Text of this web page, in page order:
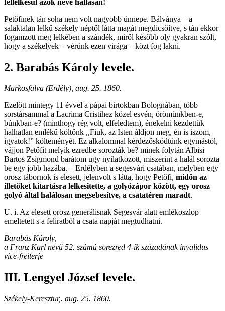
Petőfinek tán soha nem volt nagyobb ünnepe. Bálványa – a
salaktalan lelkű székely néptől látta magát megdicsőítve, s tán ekkor
fogamzott meg lelkében a szándék, miről később oly gyakran szólt,
hogy a székelyek – vérünk ezen virága – közt fog lakni.
2. Barabás Károly levele.
Markosfalva (Erdély), aug. 25. 1860.
Ezelőtt mintegy 11 évvel a pápai birtokban Bolognában, több
sorstársammal a Lacrima Cristihez közel esvén, örömünkben-e,
búnkban-e? (minthogy rég volt, elfeledtem), énekelni kezdettük
halhatlan emlékű költőnk ,,Fiuk, az Isten áldjon meg, én is iszom,
igyatok!” költeményét. Ez alkalommal kérdezősködtünk egymástól,
vájjon Petőfit melyik ezredbe sorozták be? minek folytán Albisi
Bartos Zsigmond barátom ugy nyilatkozott, miszerint a halál sorozta
be egy jobb hazába. – Erdélyben a segesvári csatában, melyben egy
orosz tábornok is elesett, jelenvolt s látta, hogy Petőfi, midőn az
illetőket kitartásra lelkesitette, a golyózápor között, egy orosz
golyó által halálosan megsebesítve, a csatatéren maradt.
U. i. Az elesett orosz generálisnak Segesvár alatt emlékoszlop
emeltetett s a feliratból a csata napját megtudhatni.
Barabás Károly,
a Franz Karl nevű 52. számú sorezred 4-ik századának invalidus
vice-freiterje
III. Lengyel József levele.
Székely-Keresztur,. aug. 25. 1860.